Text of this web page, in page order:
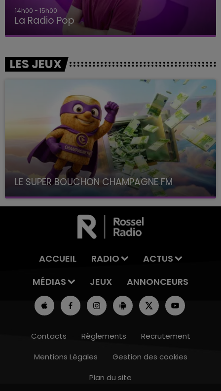
10h00 - 14h00
14h00 - 15h00
La Radio Pop
LES JEUX
LE SUPER BOUCHON CHAMPAGNE FM
avec La Famille Champagne FM, à 8H10
ACCUEIL RADIO
ACTUS
MÉDIAS
JEUX ANNONCEURS
Contacts Règlements
Recrutement
Mentions Légales
Gestion des cookies
Plan du site